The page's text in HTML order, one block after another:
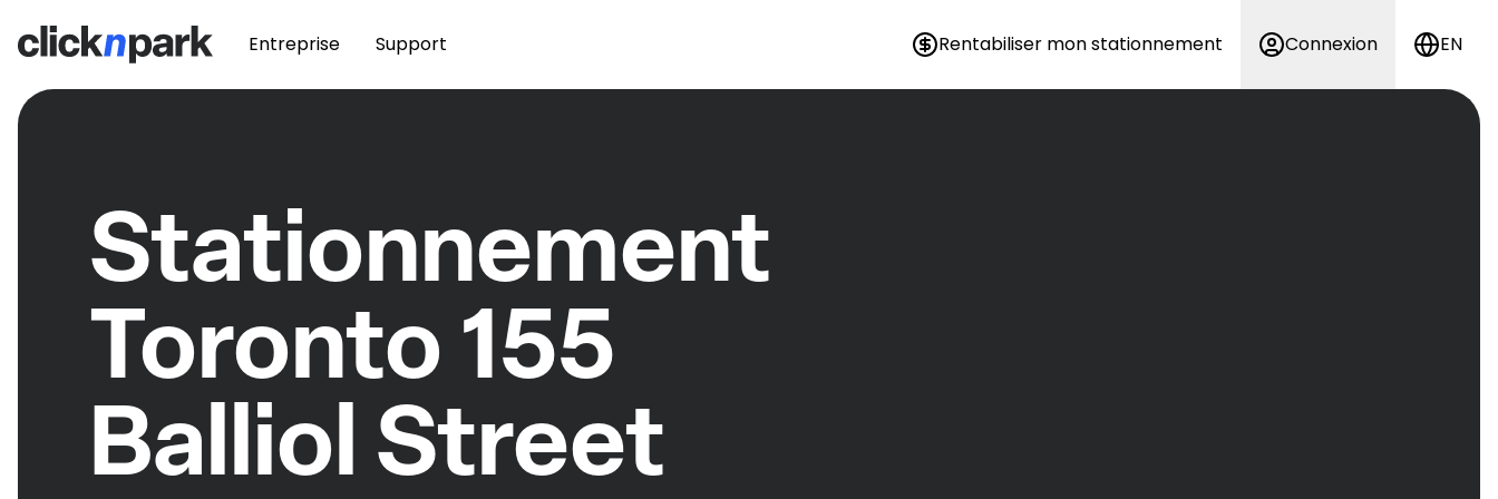
Entreprise Support Rentabiliser mon stationnement Connexion EN
Stationnement
Toronto 155
Balliol Street